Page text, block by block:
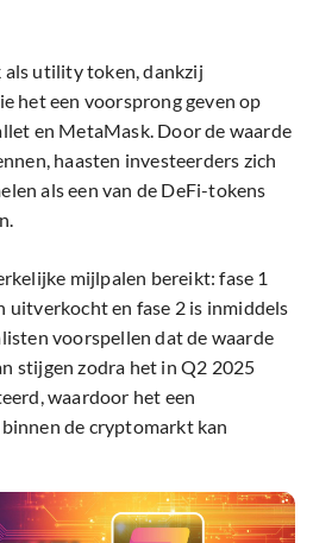
als utility token, dankzij
het een voorsprong geven op
en MetaMask. Door de waarde
haasten investeerders zich
als een van de DeFi-tokens
mijlpalen bereikt: fase 1
uitverkocht en fase 2 is inmiddels
voorspellen dat de waarde
stijgen zodra het in Q2 2025
waardoor het een
de cryptomarkt kan